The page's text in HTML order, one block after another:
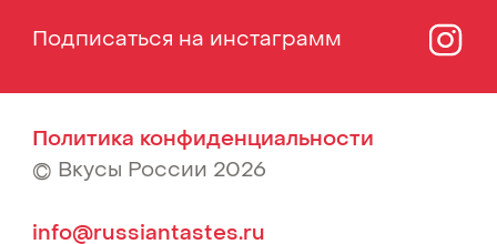
Политика конфиденциальности
© Вкусы России 2026
info@russiantastes.ru